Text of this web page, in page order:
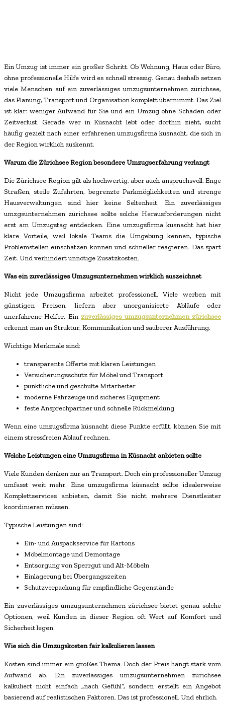
Ein Umzug ist immer ein großer Schritt. Ob Wohnung, Haus oder Büro,
ohne professionelle Hilfe wird es schnell stressig. Genau deshalb setzen
viele Menschen auf ein zuverlässiges umzugsunternehmen zürichsee,
das Planung, Transport und Organisation komplett übernimmt. Das Ziel
ist klar: weniger Aufwand für Sie und ein Umzug ohne Schäden oder
Zeitverlust. Gerade wer in Küsnacht lebt oder dorthin zieht, sucht
häufig gezielt nach einer erfahrenen umzugsfirma küsnacht, die sich in
der Region wirklich auskennt.
Warum die Zürichsee Region besondere Umzugserfahrung verlangt
Die Zürichsee Region gilt als hochwertig, aber auch anspruchsvoll. Enge
Straßen, steile Zufahrten, begrenzte Parkmöglichkeiten und strenge
Hausverwaltungen sind hier keine Seltenheit. Ein zuverlässiges
umzgsunternehmen zürichsee sollte solche Herausforderungen nicht
erst am Umzugstag entdecken. Eine umzugsfirma küsnacht hat hier
klare Vorteile, weil lokale Teams die Umgebung kennen, typische
Problemstellen einschätzen können und schneller reagieren. Das spart
Zeit. Und verhindert unnötige Zusatzkosten.
Was ein zuverlässiges Umzugsunternehmen wirklich auszeichnet
Nicht jede Umzugsfirma arbeitet professionell. Viele werben mit
günstigen Preisen, liefern aber unorganisierte Abläufe oder
unerfahrene Helfer. Ein zuverlässiges umzugsunternehmen zürichsee
erkennt man an Struktur, Kommunikation und sauberer Ausführung.
Wichtige Merkmale sind:
transparente Offerte mit klaren Leistungen
Versicherungsschutz für Möbel und Transport
pünktliche und geschulte Mitarbeiter
moderne Fahrzeuge und sicheres Equipment
feste Ansprechpartner und schnelle Rückmeldung
Wenn eine umzugsfirma küsnacht diese Punkte erfüllt, können Sie mit
einem stressfreien Ablauf rechnen.
Welche Leistungen eine Umzugsfirma in Küsnacht anbieten sollte
Viele Kunden denken nur an Transport. Doch ein professioneller Umzug
umfasst weit mehr. Eine umzugsfirma küsnacht sollte idealerweise
Komplettservices anbieten, damit Sie nicht mehrere Dienstleister
koordinieren müssen.
Typische Leistungen sind:
Ein- und Auspackservice für Kartons
Möbelmontage und Demontage
Entsorgung von Sperrgut und Alt-Möbeln
Einlagerung bei Übergangszeiten
Schutzverpackung für empfindliche Gegenstände
Ein zuverlässiges umzugsunternehmen zürichsee bietet genau solche
Optionen, weil Kunden in dieser Region oft Wert auf Komfort und
Sicherheit legen.
Wie sich die Umzugskosten fair kalkulieren lassen
Kosten sind immer ein großes Thema. Doch der Preis hängt stark vom
Aufwand ab. Ein zuverlässiges umzugsunternehmen zürichsee
kalkuliert nicht einfach „nach Gefühl“, sondern erstellt ein Angebot
basierend auf realistischen Faktoren. Das ist professionell. Und ehrlich.